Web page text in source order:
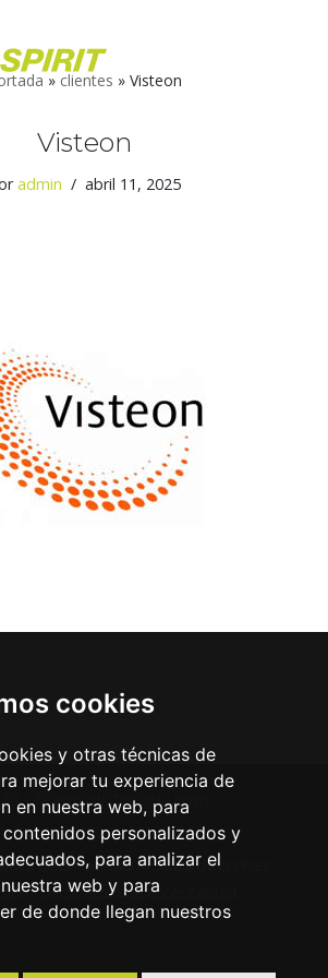
cookies
y otras técnicas de
mejorar tu experiencia de
en nuestra web, para
personalizados y
para analizar el
web y para
de donde llegan nuestros
» clientes » Visteon
Visteon
admin abril 11, 2025
- teamspiritvitoria.com
de privacidad Política de cookies
Declaración de accesibilidad